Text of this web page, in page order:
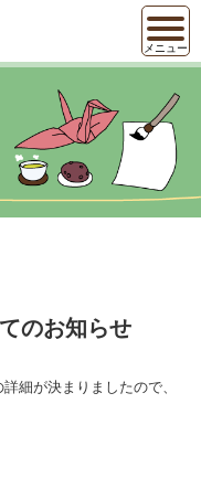
メニュー
のお知らせ
細が決まりましたので、